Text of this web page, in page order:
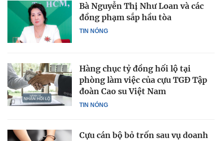
TIN NÓNG
Bà Nguyễn Thị Như Loan và các
đồng phạm sắp hầu tòa
TIN NÓNG
Hàng chục tỷ đồng hối lộ tại
phòng làm việc của cựu TGĐ Tập
đoàn Cao su Việt Nam
Cựu cán bộ bỏ trốn sau vụ doanh